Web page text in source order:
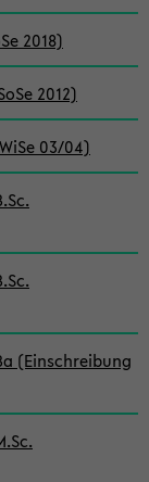
2018)
2012)
03/04)
(Einschreibung